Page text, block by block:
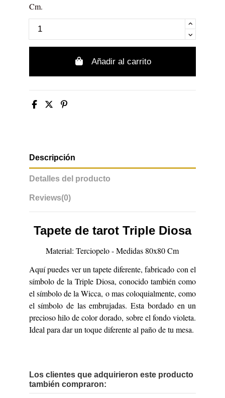
Cm.
Añadir al carrito
Descripción
Detalles del producto
Reviews(0)
Tapete de tarot Triple Diosa
Material: Terciopelo - Medidas 80x80 Cm
Aquí puedes ver un tapete diferente, fabricado con el
símbolo de la Triple Diosa, conocido también como
el símbolo de la Wicca, o mas coloquialmente, como
el símbolo de las embrujadas. Esta bordado en un
precioso hilo de color dorado, sobre el fondo violeta.
Ideal para dar un toque diferente al paño de tu mesa.
Los clientes que adquirieron este producto
también compraron: